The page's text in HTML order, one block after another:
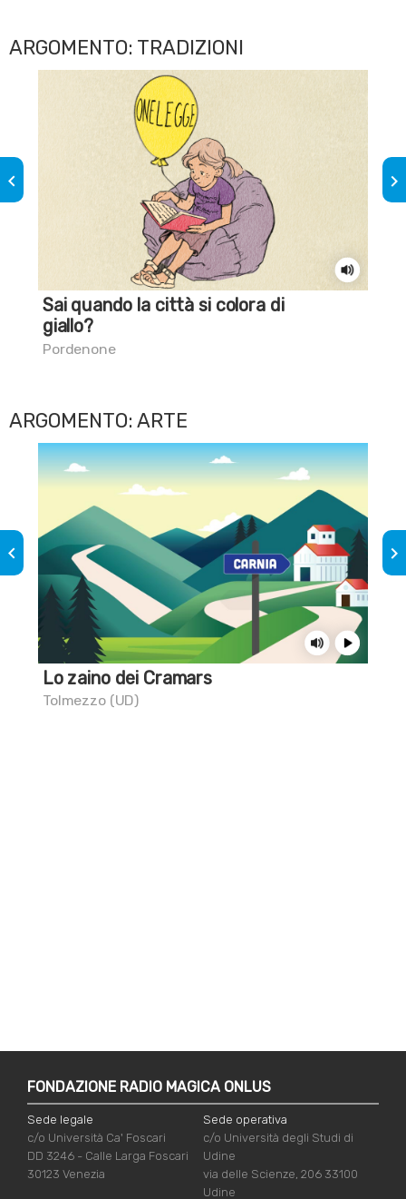
ARGOMENTO: TRADIZIONI
Sai quando la città si colora di
giallo?
Pordenone
keyboard_arrow_left keyboard_arrow_right
ARGOMENTO: ARTE
Lo zaino dei Cramars
Tolmezzo (UD)
keyboard_arrow_left keyboard_arrow_right
FONDAZIONE RADIO MAGICA ONLUS
Sede legale
c/o Università Ca' Foscari
DD 3246 - Calle Larga Foscari
30123 Venezia
Sede operativa
c/o Università degli Studi di
Udine
via delle Scienze, 206 33100
Udine